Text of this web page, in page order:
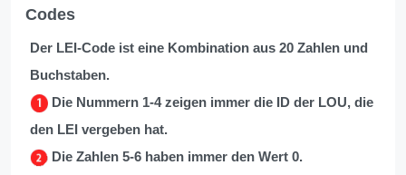
Codes
Der LEI-Code ist eine Kombination aus 20 Zahlen und
Buchstaben.
Die Nummern 1-4 zeigen immer die ID der LOU, die
den LEI vergeben hat.
Die Zahlen 5-6 haben immer den Wert 0.